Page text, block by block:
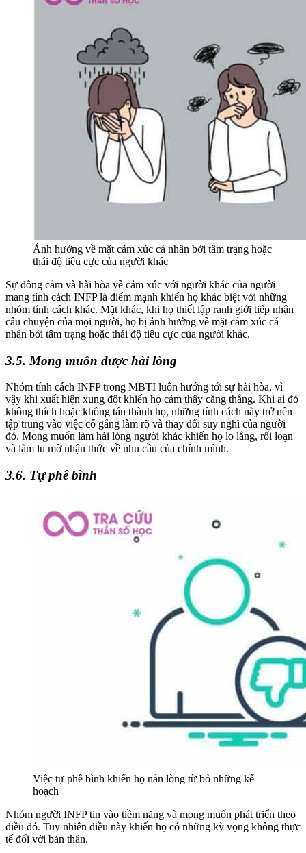
Ảnh hưởng về mặt cảm xúc cá nhân bởi tâm trạng hoặc
thái độ tiêu cực của người khác
Sự đồng cảm và hài hòa về cảm xúc với người khác của người
mang tính cách INFP là điểm mạnh khiến họ khác biệt với những
nhóm tính cách khác. Mặt khác, khi họ thiết lập ranh giới tiếp nhận
câu chuyện của mọi người, họ bị ảnh hưởng về mặt cảm xúc cá
nhân bởi tâm trạng hoặc thái độ tiêu cực của người khác.
3.5. Mong muốn được hài lòng
Nhóm tính cách INFP trong MBTI luôn hướng tới sự hài hòa, vì
vậy khi xuất hiện xung đột khiến họ cảm thấy căng thẳng. Khi ai đó
không thích hoặc không tán thành họ, những tính cách này trở nên
tập trung vào việc cố gắng làm rõ và thay đổi suy nghĩ của người
đó. Mong muốn làm hài lòng người khác khiến họ lo lắng, rối loạn
và làm lu mờ nhận thức về nhu cầu của chính mình.
3.6. Tự phê bình
Việc tự phê bình khiến họ nản lòng từ bỏ những kế
hoạch
Nhóm người INFP tin vào tiềm năng và mong muốn phát triển theo
điều đó. Tuy nhiên điều này khiến họ có những kỳ vọng không thực
tế đối với bản thân.